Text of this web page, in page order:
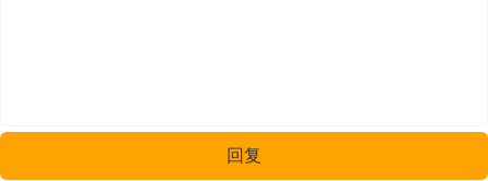
回复